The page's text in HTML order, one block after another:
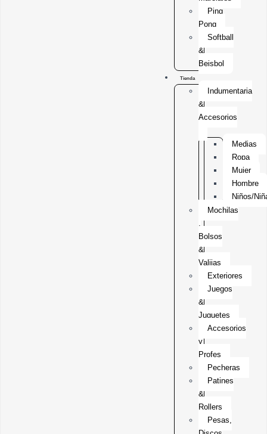
Ping
Pong
Softball
&
Beisbol
Tienda
Indumentaria
&
Accesorios
Medias
Ropa
Mujer
Hombre
Niños/
Mochilas
,
Bolsos
&
Valijas
Exteriores
Juegos
&
Juguetes
Accesorios
y
Profes
Pecheras
Patines
&
Rollers
Pesas,